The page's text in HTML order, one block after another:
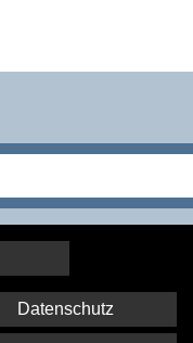
Datenschutz